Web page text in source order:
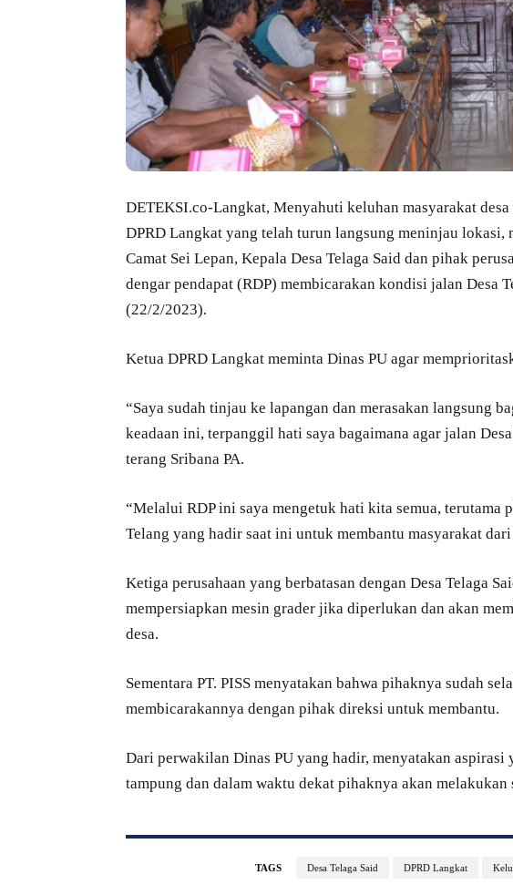
DETEKSI.co-Langkat, Menyahuti keluhan masyarakat
DPRD Langkat yang telah turun langsung meninjau lokasi,
Camat Sei Lepan, Kepala Desa Telaga Said dan pihak
dengar pendapat (RDP) membicarakan kondisi jalan Desa
(22/2/2023).
Ketua DPRD Langkat meminta Dinas PU agar
“Saya sudah tinjau ke lapangan dan merasakan langsung
keadaan ini, terpanggil hati saya bagaimana agar jalan
terang Sribana PA.
“Melalui RDP ini saya mengetuk hati kita semua, terutama
Telang yang hadir saat ini untuk membantu masyarakat dari
Ketiga perusahaan yang berbatasan dengan Desa Telaga
mempersiapkan mesin grader jika diperlukan dan akan
desa.
Sementara PT. PISS menyatakan bahwa pihaknya sudah
membicarakannya dengan pihak direksi untuk membantu.
Dari perwakilan Dinas PU yang hadir, menyatakan aspirasi
tampung dan dalam waktu dekat pihaknya akan
TAGS Desa Telaga Said DPRD Langkat